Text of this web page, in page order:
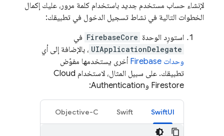
لإنشاء حساب مستخدم جديد باستخدام كلمة مرور، عليك إكمال
الخطوات التالية في نشاط تسجيل الدخول في تطبيقك:
استورِد الوحدة FirebaseCore في
UIApplicationDelegate ، بالإضافة إلى أي
وحدات Firebase
أخرى يستخدمها مفوّض
تطبيقك. على سبيل المثال، لاستخدام Cloud
Firestore وAuthentication
:
SwiftUI
Swift
Objective-C